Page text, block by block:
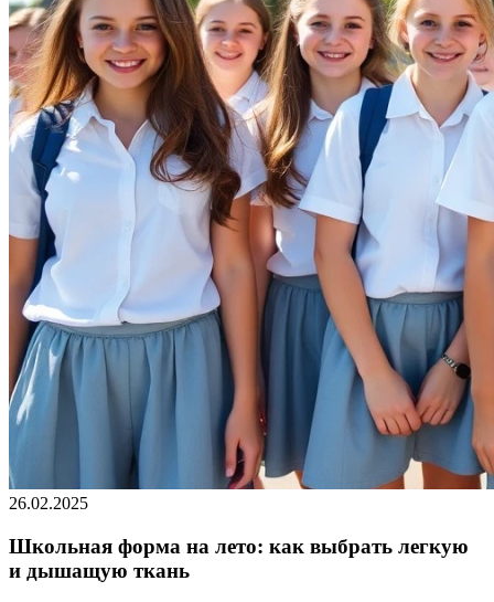
26.02.2025
Школьная форма на лето: как выбрать легкую
и дышащую ткань